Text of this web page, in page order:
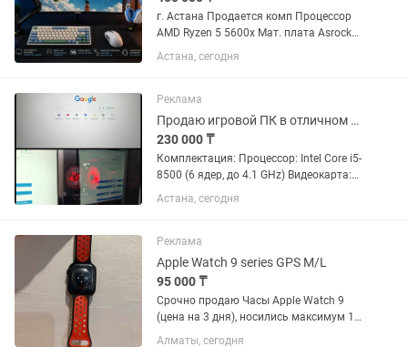
г. Астана Продается комп Процессор
AMD Ryzen 5 5600x Мат. плата Asrock
B550m Pro4 Видеокарта Palit RTX 3060
12 gb Оперативная память Trident RGB
series XN240...
Астана, сегодня
Реклама
Продаю игровой ПК в отличном состоянии, подходит для игр, работы и учебы
230 000 ₸
Комплектация: Процессор: Intel Core i5-
8500 (6 ядер, до 4.1 GHz) Видеокарта:
GTX 1650 Super 4GB GDDR5 ОЗУ: 16 GB
DDR4 2400 MHz Материнская плата:
HDD 500 GB...
Астана, сегодня
Реклама
Apple Watch 9 series GPS M/L
95 000 ₸
Срочно продаю Часы Apple Watch 9
(цена на 3 дня), носились максимум 1
месяц. На экране даже пленка имеется.
Все документы, даже гарантийный
Алматы, сегодня